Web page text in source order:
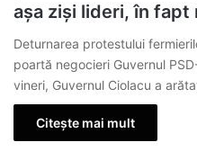
așa ziși lideri, în fapt
Deturnarea protestului
poartă negocieri Guvernul
vineri, Guvernul Ciolacu a
Citește mai mult